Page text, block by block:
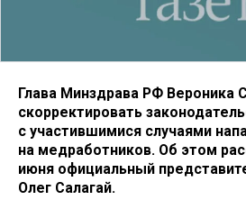
Глава Минздрава РФ Вероника
скорректировать
с участившимися случаями
на медработников. Об этом
июня официальный
Олег Салагай.